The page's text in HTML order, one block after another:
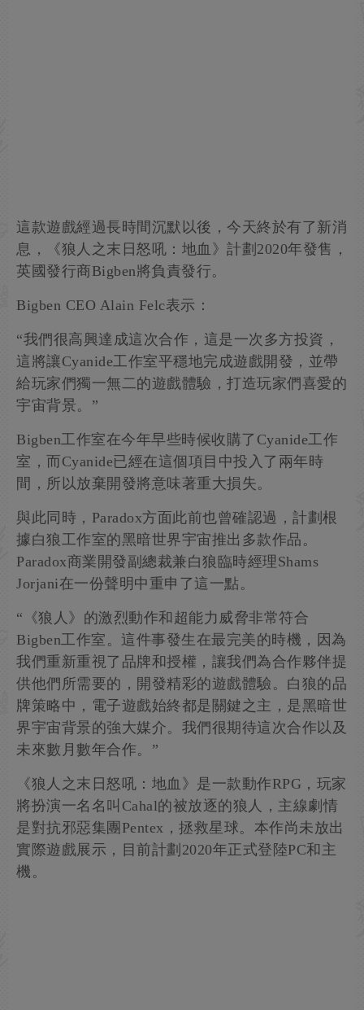
這款遊戲經過長時間沉默以後，今天終於有了新消
息，《狼人之末日怒吼：地血》計劃2020年發售，
英國發行商Bigben將負責發行。
Bigben CEO Alain Felc表示：
“我們很高興達成這次合作，這是一次多方投資，
這將讓Cyanide工作室平穩地完成遊戲開發，並帶
給玩家們獨一無二的遊戲體驗，打造玩家們喜愛的
宇宙背景。”
Bigben工作室在今年早些時候收購了Cyanide工作
室，而Cyanide已經在這個項目中投入了兩年時
間，所以放棄開發將意味著重大損失。
與此同時，Paradox方面此前也曾確認過，計劃根
據白狼工作室的黑暗世界宇宙推出多款作品。
Paradox商業開發副總裁兼白狼臨時經理Shams
Jorjani在一份聲明中重申了這一點。
“《狼人》的激烈動作和超能力威脅非常符合
Bigben工作室。這件事發生在最完美的時機，因為
我們重新重視了品牌和授權，讓我們為合作夥伴提
供他們所需要的，開發精彩的遊戲體驗。白狼的品
牌策略中，電子遊戲始終都是關鍵之主，是黑暗世
界宇宙背景的強大媒介。我們很期待這次合作以及
未來數月數年合作。”
《狼人之末日怒吼：地血》是一款動作RPG，玩家
將扮演一名名叫Cahal的被放逐的狼人，主線劇情
是對抗邪惡集團Pentex，拯救星球。本作尚未放出
實際遊戲展示，目前計劃2020年正式登陸PC和主
機。